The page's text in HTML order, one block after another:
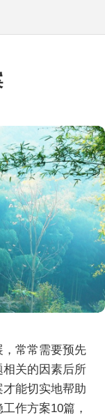
常常需要预先
关的因素后所
能切实地帮助
作方案10篇，